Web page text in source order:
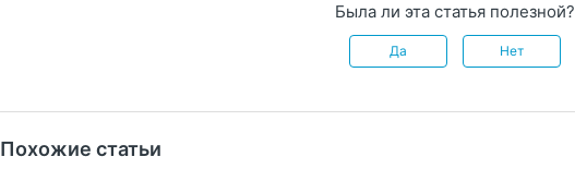
Была ли эта статья полезной?
Да Нет
Похожие статьи